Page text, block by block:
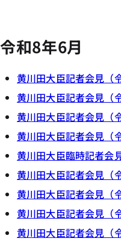
令和8年6月
黄川田大臣記者会見（
黄川田大臣記者会見（
黄川田大臣記者会見（
黄川田大臣記者会見（
黄川田大臣臨時記者会
黄川田大臣記者会見（
黄川田大臣記者会見（
黄川田大臣記者会見（
黄川田大臣記者会見（